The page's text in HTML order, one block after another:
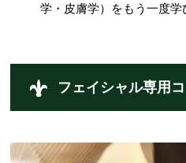
学・皮膚学）をもう一度学
フェイシャル専用